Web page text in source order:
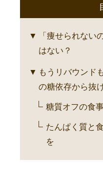
「痩せられない
はない？
もうリバウンド
の糖依存から抜
糖質オフの食
たんぱく質と
を